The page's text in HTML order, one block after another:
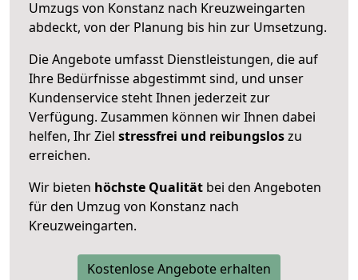
Umzugs von Konstanz nach Kreuzweingarten
abdeckt, von der Planung bis hin zur Umsetzung.
Die Angebote umfasst Dienstleistungen, die auf
Ihre Bedürfnisse abgestimmt sind, und unser
Kundenservice steht Ihnen jederzeit zur
Verfügung. Zusammen können wir Ihnen dabei
helfen, Ihr Ziel stressfrei und reibungsloszu
erreichen.
Wir bieten höchste Qualität bei den Angeboten
für den Umzug von Konstanz nach
Kreuzweingarten.
Kostenlose Angebote erhalten